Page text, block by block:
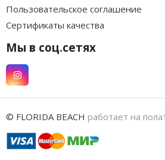
Пользовательское соглашение
Сертификаты качества
Мы в соц.сетях
© FLORIDA BEACH работает на